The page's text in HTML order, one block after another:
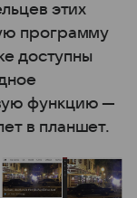
этих
программу
доступны
функцию —
в планшет.